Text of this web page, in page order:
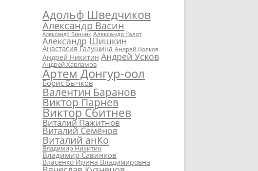
Адольф Шведчиков
Александр Васин
Александр Винник Александр Ралот
Александр Шишкин
Анастасия Галушина Андрей Волков
Андрей Никитин Андрей Усков
Андрей Харламов
Артем Донгур-оол
Борис Бычков
Валентин Баранов
Виктор Парнев
Виктор Сбитнев
Виталий Пажитнов
Виталий Семёнов
Виталий анКо
Владимир Никитин
Владимир Савинков
Власенко Ирина Владимировна